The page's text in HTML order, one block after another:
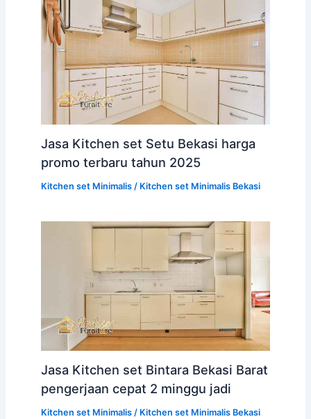
Jasa Kitchen set Setu Bekasi harga
promo terbaru tahun 2025
Kitchen set Minimalis/ Kitchen set Minimalis Bekasi
Jasa Kitchen set Bintara Bekasi Barat
pengerjaan cepat 2 minggu jadi
Kitchen set Minimalis/ Kitchen set Minimalis Bekasi